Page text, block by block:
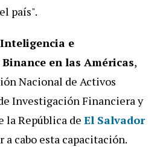
país".
e
en las Américas,
Nacional de Activos
Investigación Financiera y
la República de El Salvador
cabo esta capacitación.